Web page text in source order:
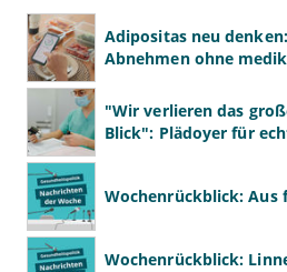
Adipositas neu
Abnehmen ohne
"Wir verlieren das
Blick": Plädoyer für
Wochenrückblick: Aus
Wochenrückblick: